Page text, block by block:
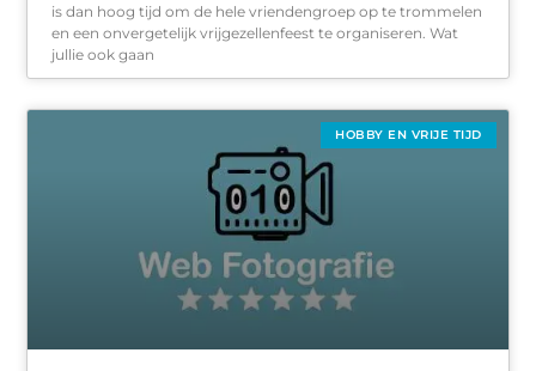
is dan hoog tijd om de hele vriendengroep op te trommelen
en een onvergetelijk vrijgezellenfeest te organiseren. Wat
jullie ook gaan
HOBBY EN VRIJE TIJD